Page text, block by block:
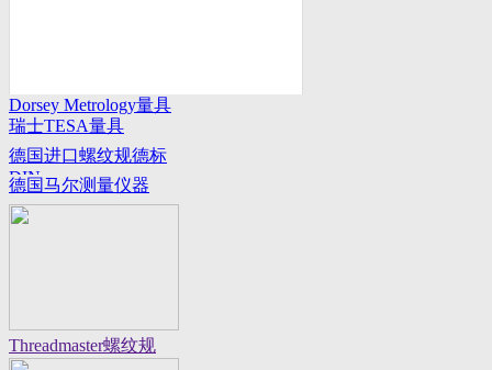
Dorsey Metrology量具
系列
瑞士TESA量具
德国进口螺纹规德标
DIN
德国马尔测量仪器
Threadmaster螺纹规